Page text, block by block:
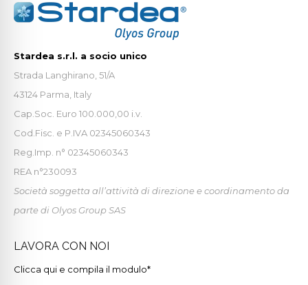
Stardea s.r.l. a socio unico
Strada Langhirano, 51/A
43124 Parma, Italy
Cap.Soc. Euro 100.000,00 i.v.
Cod.Fisc. e P.IVA 02345060343
Reg.Imp. n° 02345060343
REA n°230093
Società soggetta all’attività di direzione e coordinamento da
parte di Olyos Group SAS
LAVORA CON NOI
Clicca qui e compila il modulo*